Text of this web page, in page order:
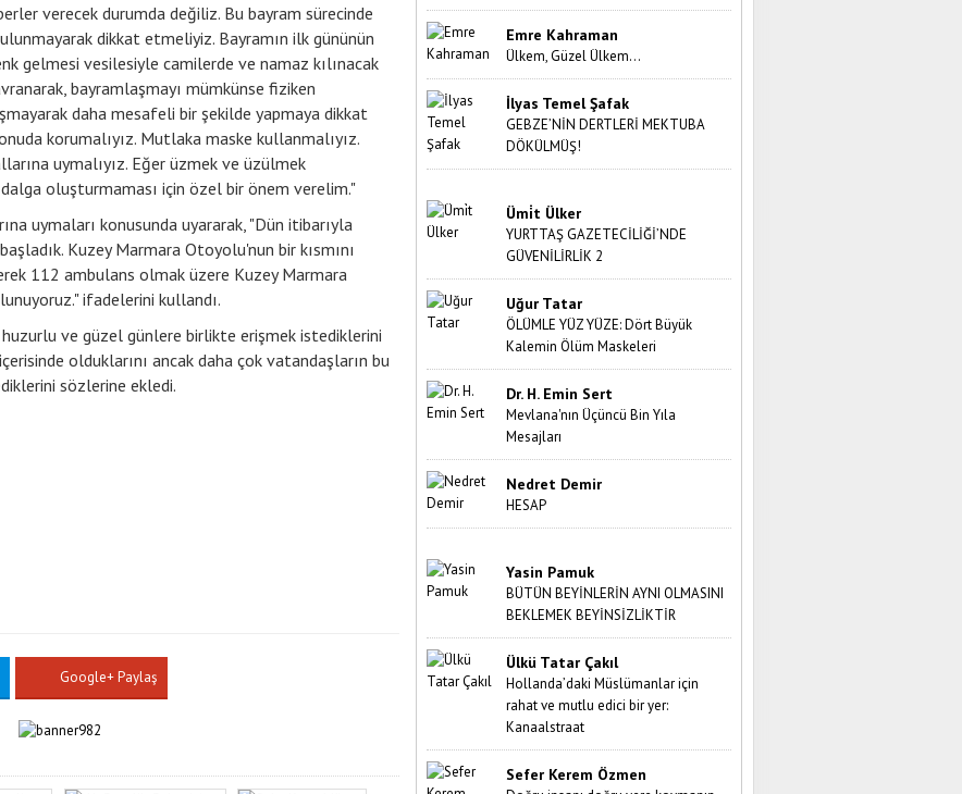
verecek durumda değiliz. Bu bayram sürecinde
dikkat etmeliyiz. Bayramın ilk gününün
gelmesi vesilesiyle camilerde ve namaz kılınacak
bayramlaşmayı mümkünse fiziken
daha mesafeli bir şekilde yapmaya dikkat
korumalıyız. Mutlaka maske kullanmalıyız.
uymalıyız. Eğer üzmek ve üzülmek
oluşturmaması için özel bir önem verelim."
uymaları konusunda uyararak, "Dün itibarıyla
Kuzey Marmara Otoyolu'nun bir kısmını
112 ambulans olmak üzere Kuzey Marmara
ifadelerini kullandı.
huzurlu ve güzel günlere birlikte erişmek istediklerini
olduklarını ancak daha çok vatandaşların bu
sözlerine ekledi.
Google+ Paylaş
Emre Kahraman
Ülkem, Güzel Ülkem…
İlyas Temel Şafak
GEBZE’NİN DERTLERİ MEKTUBA
DÖKÜLMÜŞ!
Ümi̇t Ülker
YURTTAŞ GAZETECİLİĞİ’NDE
GÜVENİLİRLİK 2
Uğur Tatar
ÖLÜMLE YÜZ YÜZE: Dört Büyük
Kalemin Ölüm Maskeleri
Dr. H. Emin Sert
Mevlana'nın Üçüncü Bin Yıla
Mesajları
Nedret Demir
HESAP
Yasin Pamuk
BÜTÜN BEYİNLERİN AYNI OLMASINI
BEKLEMEK BEYİNSİZLİKTİR
Ülkü Tatar Çakıl
Hollanda’daki Müslümanlar için
rahat ve mutlu edici bir yer:
Kanaalstraat
Sefer Kerem Özmen